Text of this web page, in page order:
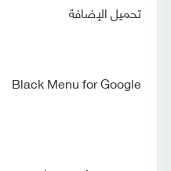
تحميل الإضافة
Black Menu for Google